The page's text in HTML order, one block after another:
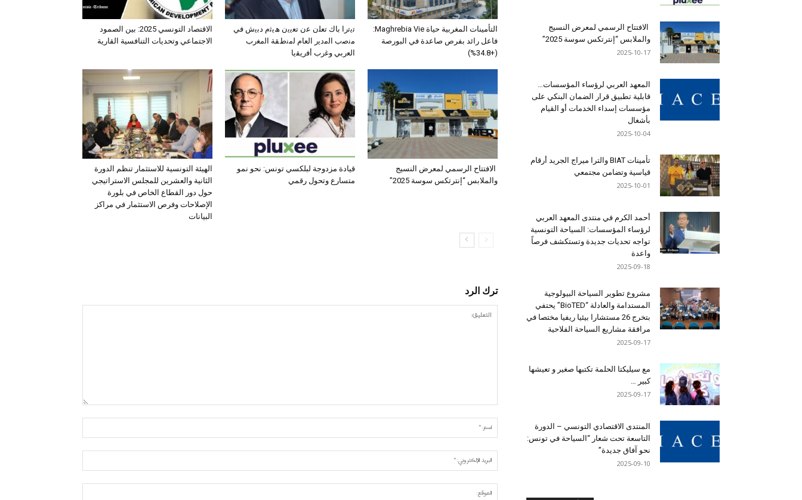
الاقتصاد التونسي 2025: بين الصمود
الاجتماعي وتحديات التنافسية القارية
ﺗﯾﺗرا ﺑﺎك ﺗﻌﻠن ﻋن ﺗﻌﯾﯾن ھﯾﺛم دﺑﯾش ﻓﻲ
ﻣﻧﺻب اﻟﻣدﯾر اﻟﻌﺎم ﻟﻣﻧطﻘﺔ اﻟﻣﻐرب
اﻟﻌرﺑﻲ وﻏرب أﻓرﯾﻘﯾﺎ
التأمينات المغربية حياة Maghrebia Vie:
فاعل رائد بفرص صاعدة في البورصة
(+34.8%)
الهيئة التونسية للاستثمار تنظم الدورة
الثانية والعشرين للمجلس الاستراتيجي
حول دور القطاع الخاص في بلورة
الإصلاحات وفرص الاستثمار في مراكز
البيانات
قيادة مزدوجة لبلكسي تونس: نحو نمو
متسارع وتحول رقمي
الافتتاح الرسمي لمعرض النسيج
والملابس “إنترتكس سوسة 2025”
ترك الرد
الافتتاح الرسمي لمعرض النسيج
والملابس “إنترتكس سوسة 2025”
2025-10-17
المعهد العربي لرؤساء المؤسسات…
قابلية تطبيق قرار الضمان البنكي على
مؤسسات إسداء الخدمات أو القيام
بأشغال
2025-10-04
تأمينات BIAT والترا ميراج الجريد أرقام
قياسية وتضامن مجتمعي
2025-10-01
أحمد الكرم في منتدى المعهد العربي
لرؤساء المؤسسات: السياحة التونسية
تواجه تحديات جديدة وتستكشف فرصاً
واعدة
2025-09-18
مشروع تطوير السياحة البيولوجية
المستدامة والعادلة “BioTED” يحتفي
بتخرج 26 مستشارا بيئيا ريفيا مختصا في
مرافقة مشاريع السياحة الفلاحية
2025-09-17
مع سيليكتا الحلمة تكتبها صغير و تعيشها
كبير …
2025-09-17
المنتدى الاقتصادي التونسي – الدورة
التاسعة تحت شعار “السياحة في تونس:
نحو آفاق جديدة”
2025-09-10